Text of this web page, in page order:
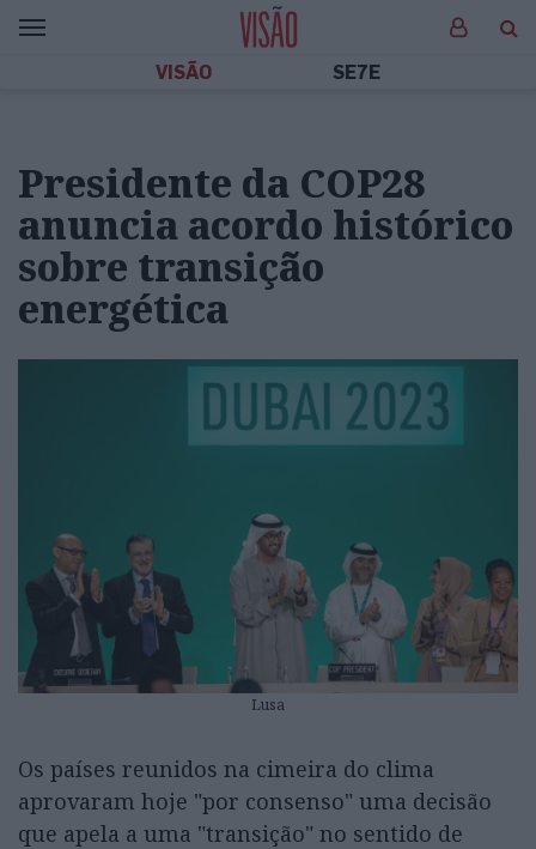
VISÃO SE7E
Presidente da COP28
anuncia acordo histórico
sobre transição
energética
Lusa
Os países reunidos na cimeira do clima
aprovaram hoje "por consenso" uma decisão
que apela a uma "transição" no sentido de